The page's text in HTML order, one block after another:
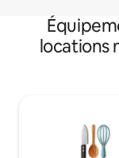
locations